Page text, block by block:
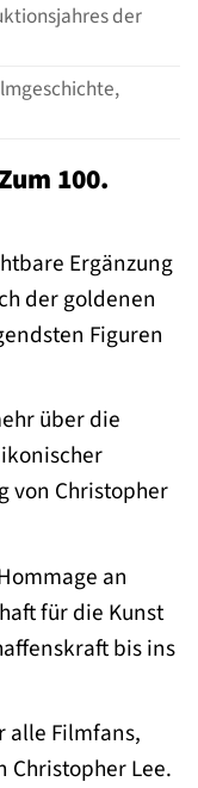
der
100.
Ergänzung
der goldenen
Figuren
über die
von Christopher
an
für die Kunst
bis ins
alle Filmfans,
Christopher Lee.